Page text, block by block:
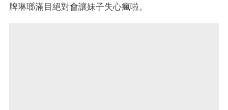
牌琳瑯滿目絕對會讓妹子失心瘋啦。